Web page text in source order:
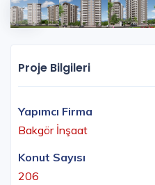
Proje Bilgileri
Yapımcı Firma
Bakgör İnşaat
Konut Sayısı
206